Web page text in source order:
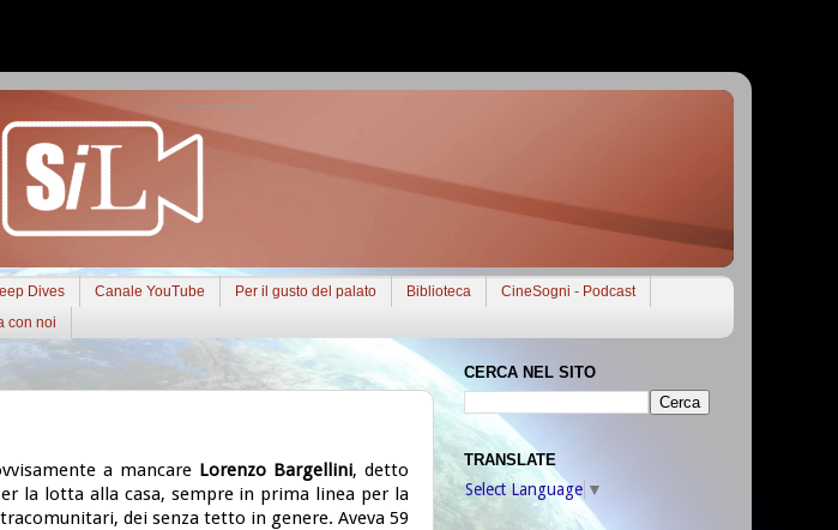
Dives Canale YouTube Per il gusto del palato Biblioteca
CineSogni - Podcast
con noi
a mancare Lorenzo Bargellini, detto
la lotta alla casa, sempre in prima linea per la
dei senza tetto in genere. Aveva 59
CERCA NEL SITO
TRANSLATE
Select Language ▼